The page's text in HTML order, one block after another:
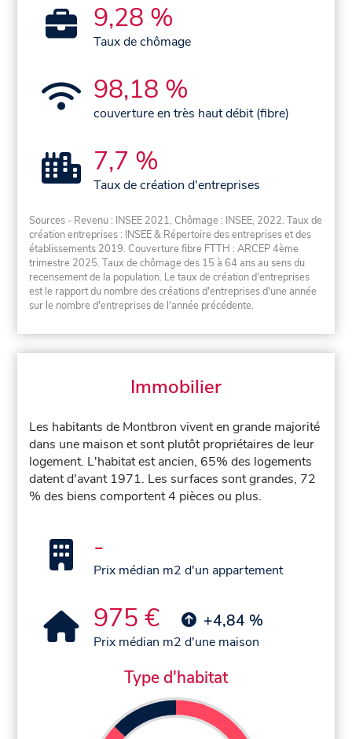
9,28 %
Taux de chômage
98,18 %
couverture en très haut débit (fibre)
7,7 %
Taux de création d'entreprises
Sources - Revenu : INSEE 2021, Chômage : INSEE, 2022. Taux de
création entreprises : INSEE & Répertoire des entreprises et des
établissements 2019. Couverture fibre FTTH : ARCEP 4ème
trimestre 2025. Taux de chômage des 15 à 64 ans au sens du
recensement de la population. Le taux de création d'entreprises
est le rapport du nombre des créations d'entreprises d'une année
sur le nombre d'entreprises de l'année précédente.
Immobilier
Les habitants de Montbron vivent en grande majorité
dans une maison et sont plutôt propriétaires de leur
logement. L'habitat est ancien, 65% des logements
datent d'avant 1971. Les surfaces sont grandes, 72
% des biens comportent 4 pièces ou plus.
-
Prix médian m2 d'un appartement
975 € +4,84 %
Prix médian m2 d'une maison
Type d'habitat